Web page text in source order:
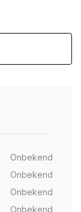
Onbekend
Onbekend
Onbekend
Onbekend